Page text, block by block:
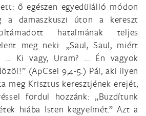
ő egészen egyedülálló módon
a damaszkuszi úton a kereszt
hatalmának teljes
meg neki: „Saul, Saul, miért
... Ki vagy, Uram? ... Én vagyok
(ApCsel 9,4-5.) Pál, aki ilyen
meg Krisztus keresztjének erejét,
fordul hozzánk: „Buzdítunk
hiába Isten kegyelmét.” Azt a